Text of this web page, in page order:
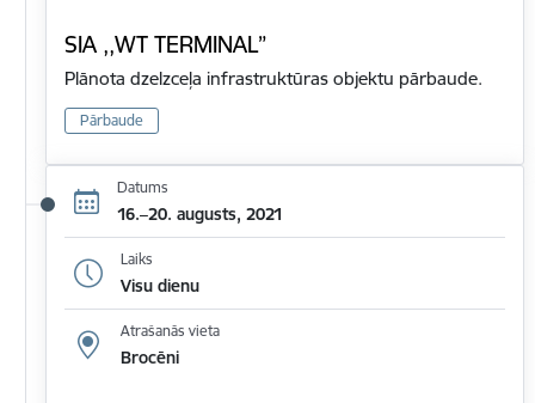
SIA ,,WT TERMINAL”
Plānota dzelzceļa infrastruktūras objektu pārbaude.
Pārbaude
Datums
16.–20. augusts, 2021
Laiks
Visu dienu
Atrašanās vieta
Brocēni